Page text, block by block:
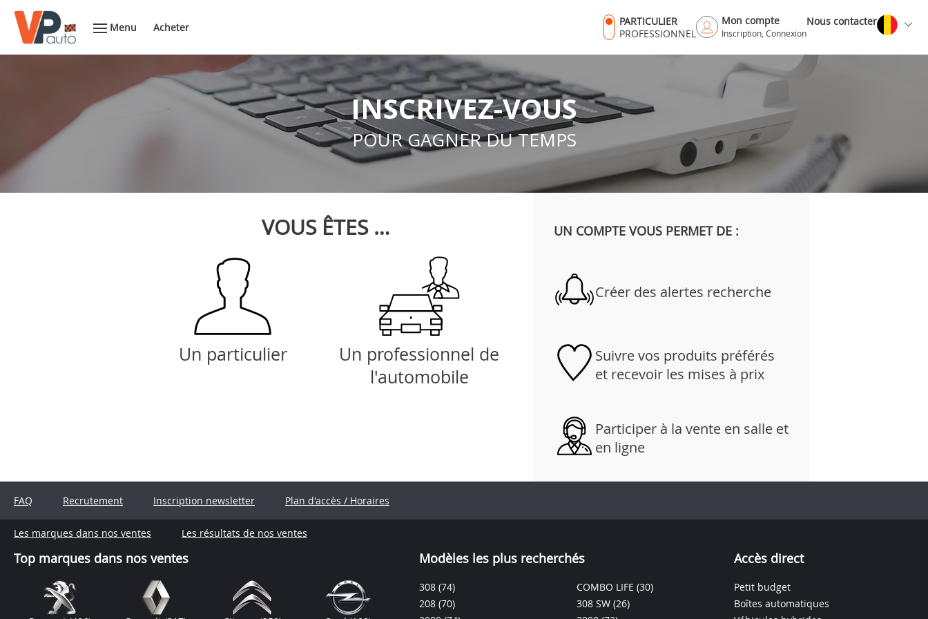
Menu Acheter
PARTICULIER
PROFESSIONNEL
Mon compte
Inscription, Connexion
Nous contacter
INSCRIVEZ-VOUS
POUR GAGNER DU TEMPS
VOUS ÊTES …
Un particulier
Un professionnel de
l'automobile
UN COMPTE VOUS PERMET DE :
Créer des alertes recherche
Suivre vos produits préférés
et recevoir les mises à prix
Participer à la vente en salle et
en ligne
FAQ Recrutement Inscription newsletter Plan d'accès / Horaires
Les marques dans nos ventes Les résultats de nos ventes
Top marques dans nos ventes Modèles les plus recherchés
308 (74)
208 (70)
COMBO LIFE (30)
308 SW (26)
Accès direct
Petit budget
Boîtes automatiques